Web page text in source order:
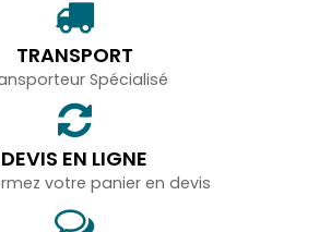
TRANSPORT
Spécialisé
DEVIS EN LIGNE
votre panier en devis